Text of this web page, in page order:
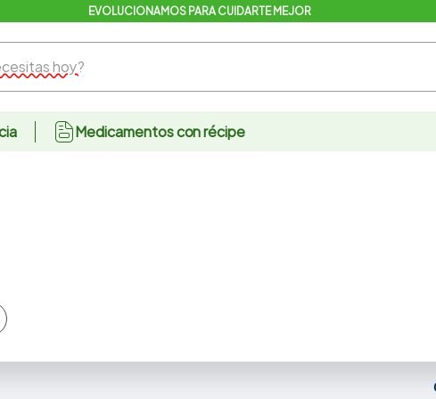
SOMOS TUS EXPERTOS EN SALUD
hoy?
Medicamentos con récipe